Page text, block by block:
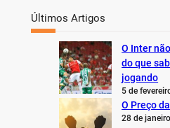
Últimos Artigos
O Inter
do que
jogando
5 de
O Preço
28 de